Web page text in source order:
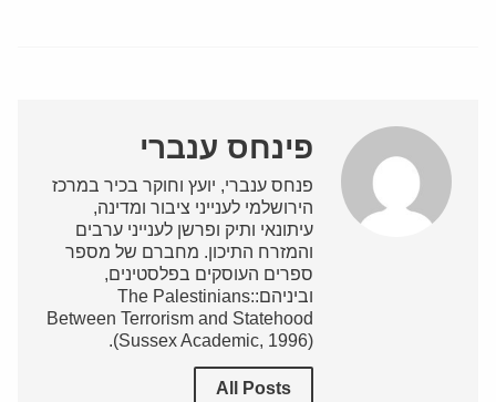
פינחס ענברי
פנחס ענברי, יועץ וחוקר בכיר במרכז
הירושלמי לענייני ציבור ומדינה,
עיתונאי ותיק ופרשן לענייני ערבים
והמזרח התיכון. מחברם של מספר
ספרים העוסקים בפלסטינים,
וביניהם:The Palestinians:
Between Terrorism and Statehood
(Sussex Academic, 1996).
All Posts